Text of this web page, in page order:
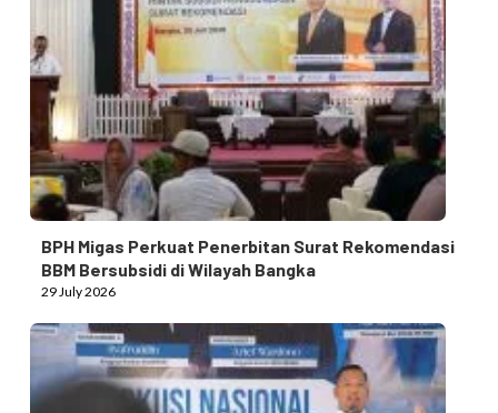
BPH Migas Perkuat Penerbitan Surat Rekomendasi
BBM Bersubsidi di Wilayah Bangka
29 July 2026